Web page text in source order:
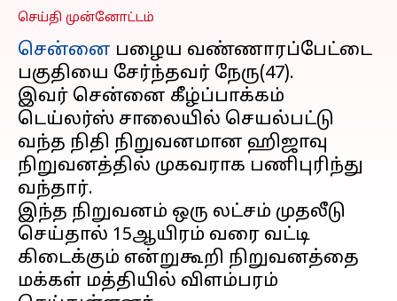
செய்தி முன்னோட்டம்
சென்னை பழைய வண்ணாரப்பேட்டை
பகுதியை சேர்ந்தவர் நேரு(47).
இவர் சென்னை கீழ்ப்பாக்கம்
டெய்லர்ஸ் சாலையில் செயல்பட்டு
வந்த நிதி நிறுவனமான ஹிஜாவு
நிறுவனத்தில் முகவராக பணிபுரிந்து
வந்தார்.
இந்த நிறுவனம் ஒரு லட்சம் முதலீடு
செய்தால் 15ஆயிரம் வரை வட்டி
கிடைக்கும் என்றுகூறி நிறுவனத்தை
மக்கள் மத்தியில் விளம்பரம்